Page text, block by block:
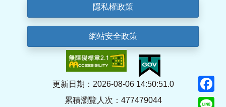
隱私權政策
網站安全政策
更新日期：2026-08-06 14:50:51.0
累積瀏覽人次：477479044